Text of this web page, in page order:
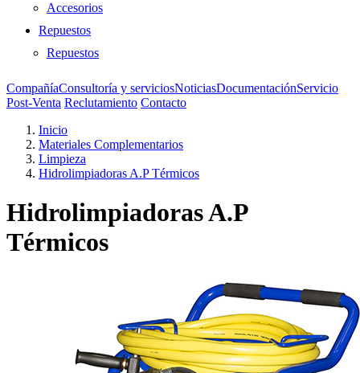
Accesorios
Repuestos
Repuestos
CompañíaConsultoría y serviciosNoticiasDocumentaciónServicio
Post-Venta Reclutamiento Contacto
Inicio
Materiales Complementarios
Limpieza
Hidrolimpiadoras A.P Térmicos
Hidrolimpiadoras A.P
Térmicos